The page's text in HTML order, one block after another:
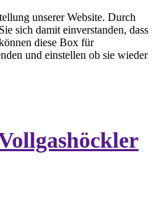
unserer Website. Durch
sich damit einverstanden, dass
diese Box für
und einstellen ob sie wieder